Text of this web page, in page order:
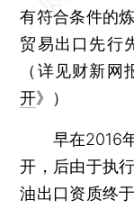
有符合条件的
贸易出口先行
（详见财新网
开》）
早在2016年
开，后由于执
油出口资质终